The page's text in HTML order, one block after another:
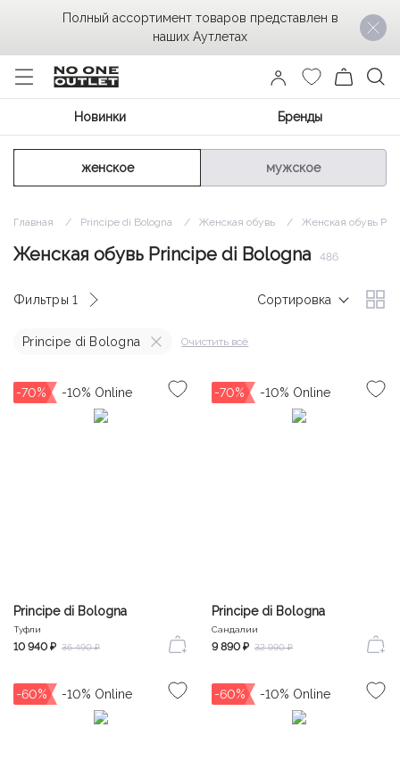
Новинки Бренды
женское мужское
Главная Principe di Bologna Женская обувь Женская обувь
Женская обувь Principe di Bologna 486
Фильтры 1 Сортировка
Principe di Bologna Очистить всё
-70%
Principe di Bologna
Туфли
10 940 ₽ 36 490 ₽
-70%
Principe di Bologna
Сандалии
9 890 ₽ 32 990 ₽
-60% -60%
Полный ассортимент товаров представлен в
наших Аутлетах